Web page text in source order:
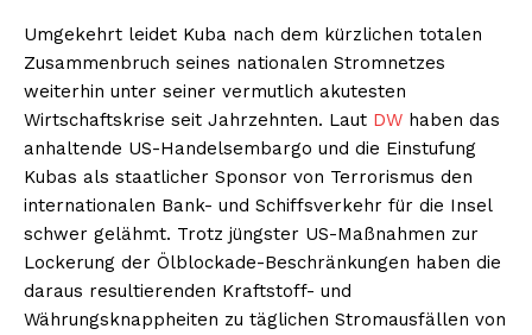
Umgekehrt leidet Kuba nach dem kürzlichen totalen
Zusammenbruch seines nationalen Stromnetzes
weiterhin unter seiner vermutlich akutesten
Wirtschaftskrise seit Jahrzehnten. Laut DW haben das
anhaltende US-Handelsembargo und die Einstufung
Kubas als staatlicher Sponsor von Terrorismus den
internationalen Bank- und Schiffsverkehr für die Insel
schwer gelähmt. Trotz jüngster US-Maßnahmen zur
Lockerung der Ölblockade-Beschränkungen haben die
daraus resultierenden Kraftstoff- und
Währungsknappheiten zu täglichen Stromausfällen von